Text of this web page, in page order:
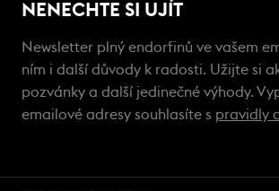
NENECHTE SI UJÍT
Newsletter plný endorfinů ve vašem
ním i další důvody k radosti. Užijte si
pozvánky a další jedinečné výhody.
emailové adresy souhlasíte s pravidly